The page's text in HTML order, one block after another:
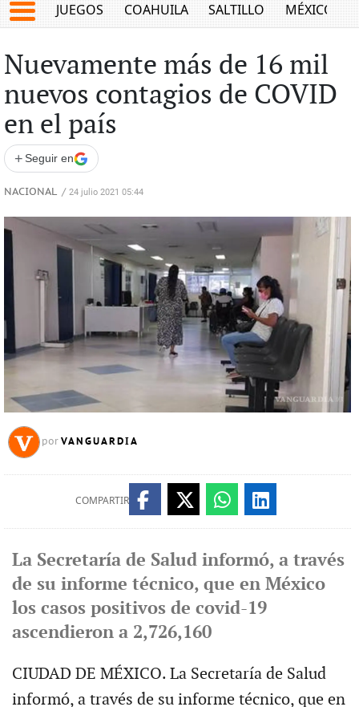
JUEGOS COAHUILA SALTILLO MÉXICO
Nuevamente más de 16 mil
nuevos contagios de COVID
en el país
+ Seguir en
NACIONAL / 24 julio 2021 05:44
por VANGUARDIA
COMPARTIR
La Secretaría de Salud informó, a través
de su informe técnico, que en México
los casos positivos de covid-19
ascendieron a 2,726,160
CIUDAD DE MÉXICO. La Secretaría de Salud
informó, a través de su informe técnico, que en